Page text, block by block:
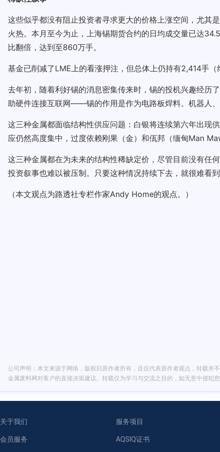
这些似乎都没有阻止投资者寻求更大的价格上涨空间，尤其
火热。本月至今为止，上海锡期货合约的日均成交量已达
比翻倍，达到至860万手。
基金已削减了LME上的看涨押注，但总体上仍持有2,414手
去年初，随着利好锡的消息密集传来时，锡的投机兴趣经历
助硬件连接互联网——锡的作用是作为电路板焊料。机器人
这三种金属都面临结构性供应问题：白银将连续第六年出现
应仍然高度集中，过度依赖刚果（金）和佤邦（缅甸Man
这三种金属都在为未来的结构性稀缺定价，尽管目前没有任
投资叙事也难以被压制。只要这种情况持续下去，就很难看
（本文观点为路透社专栏作家Andy Home的观点。）
公司声明：本文来源于网络，版权归原作者所有，且仅代表原作者观点，转载
金属废料网对客户的直接决策建议。转载仅为学习与交流之目的，如无意中侵犯
关于我们
会员服务
服务项目
AQSIQ证书